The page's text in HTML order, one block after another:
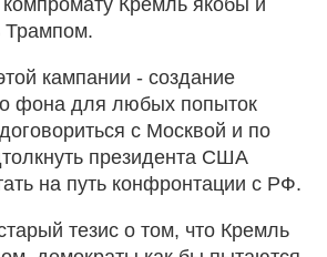
Трампом.
кампании - создание
фона для любых попыток
с Москвой и по
президента США
на путь конфронтации с РФ.
тезис о том, что Кремль